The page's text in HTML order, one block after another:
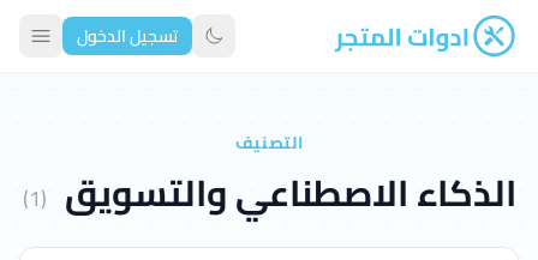
ادوات المتجر تبديل الوضع الداكن
تسجيل الدخول
التصنيف
الذكاء الاصطناعي والتسويق (1)